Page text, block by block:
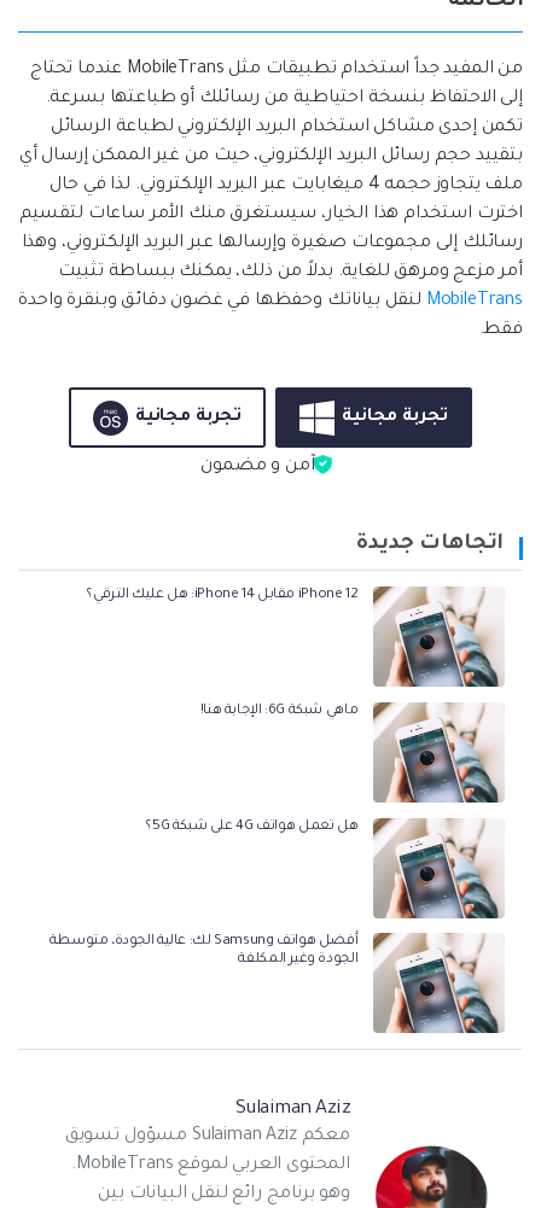
من المفيد جداً استخدام تطبيقات مثل MobileTrans عندما تحتاج
إلى الاحتفاظ بنسخة احتياطية من رسائلك أو طباعتها بسرعة.
تكمن إحدى مشاكل استخدام البريد الإلكتروني لطباعة الرسائل
بتقييد حجم رسائل البريد الإلكتروني، حيث من غير الممكن إرسال أي
ملف يتجاوز حجمه 4 ميغابايت عبر البريد الإلكتروني. لذا في حال
اخترت استخدام هذا الخيار، سيستغرق منك الأمر ساعات لتقسيم
رسائلك إلى مجموعات صغيرة وإرسالها عبر البريد الإلكتروني، وهذا
أمر مزعج ومرهق للغاية. بدلاً من ذلك، يمكنك ببساطة تثبيت
MobileTrans لنقل بياناتك وحفظها في غضون دقائق وبنقرة واحدة
فقط.
تجربة مجانية تجربة مجانية
آمن و مضمون
اتجاهات جديدة
iPhone 12 مقابل iPhone 14: هل عليك الترقي؟
ماهي شبكة 6G: الإجابة هنا!
هل تعمل هواتف 4G على شبكة 5G؟
أفضل هواتف Samsung لك: عالية الجودة، متوسطة
الجودة وغير المكلفة
Sulaiman Aziz
معكم Sulaiman Aziz مسؤول تسويق
المحتوى العربي لموقع MobileTrans.
وهو برنامج رائع لنقل البيانات بين